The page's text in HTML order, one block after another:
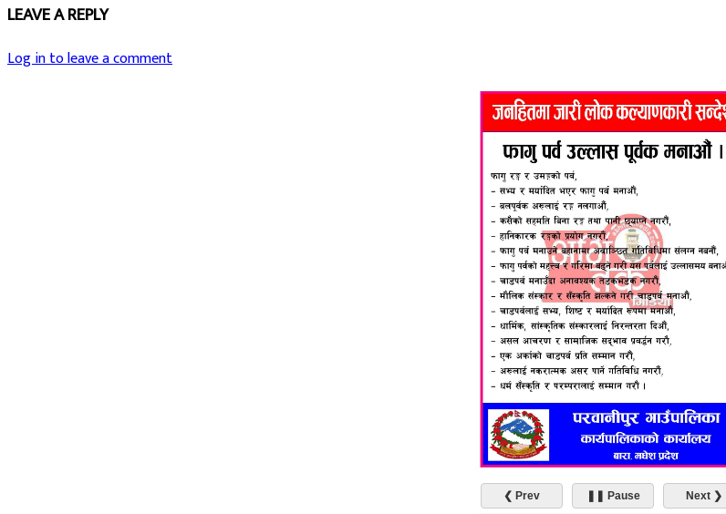
LEAVE A REPLY
Log in to leave a comment
❮ Prev ❚❚ Pause Next ❯